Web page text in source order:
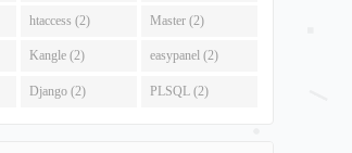
htaccess (2) Master (2)
Kangle (2) easypanel (2)
Django (2) PLSQL (2)